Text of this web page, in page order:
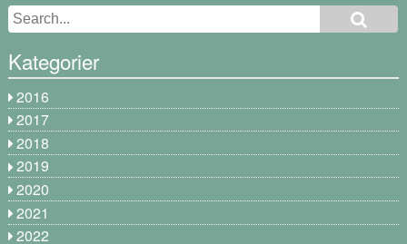
Kategorier
2016
2017
2018
2019
2020
2021
2022